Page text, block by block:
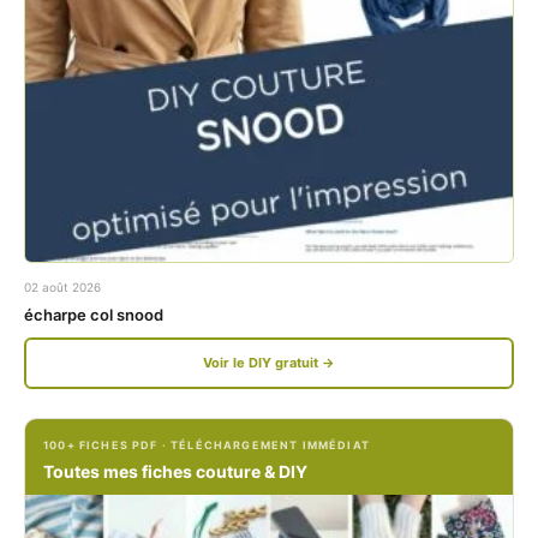
a
c
o
k
.
o
/
P
n
s
t
r
a
m
c
m
02 août 2026
écharpe col snood
Voir le DIY gratuit →
100+ FICHES PDF · TÉLÉCHARGEMENT IMMÉDIAT
Toutes mes fiches couture & DIY